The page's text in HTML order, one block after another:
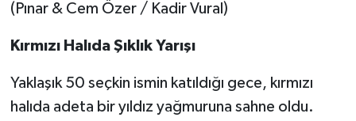
(Pınar & Cem Özer / Kadir Vural)
Kırmızı Halıda Şıklık Yarışı
Yaklaşık 50 seçkin ismin katıldığı gece, kırmızı
halıda adeta bir yıldız yağmuruna sahne oldu.